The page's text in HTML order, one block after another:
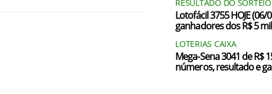
RESULTADO DO SORTEIO
Lotofácil 3755 HOJE
ganhadores dos R$ 5
LOTERIAS CAIXA
Mega-Sena 3041 de R$
números, resultado e